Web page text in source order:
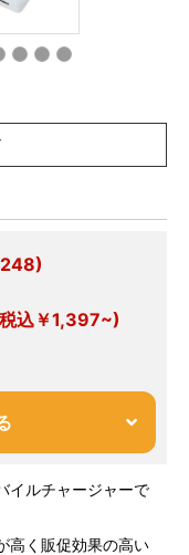
込￥1,397~)
イルチャージャーで
高く販促効果の高い